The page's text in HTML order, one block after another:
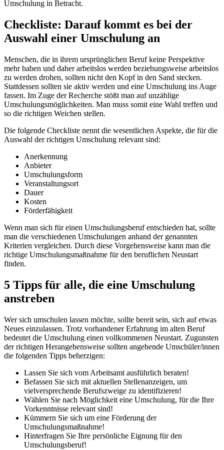
Umschulung in Betracht.
Checkliste: Darauf kommt es bei der
Auswahl einer Umschulung an
Menschen, die in ihrem ursprünglichen Beruf keine Perspektive
mehr haben und daher arbeitslos werden beziehungsweise arbeitslos
zu werden drohen, sollten nicht den Kopf in den Sand stecken.
Stattdessen sollten sie aktiv werden und eine Umschulung ins Auge
fassen. Im Zuge der Recherche stößt man auf unzählige
Umschulungsmöglichkeiten. Man muss somit eine Wahl treffen und
so die richtigen Weichen stellen.
Die folgende Checkliste nennt die wesentlichen Aspekte, die für die
Auswahl der richtigen Umschulung relevant sind:
Anerkennung
Anbieter
Umschulungsform
Veranstaltungsort
Dauer
Kosten
Förderfähigkeit
Wenn man sich für einen Umschulungsberuf entschieden hat, sollte
man die verschiedenen Umschulungen anhand der genannten
Kriterien vergleichen. Durch diese Vorgehensweise kann man die
richtige Umschulungsmaßnahme für den beruflichen Neustart
finden.
5 Tipps für alle, die eine Umschulung
anstreben
Wer sich umschulen lassen möchte, sollte bereit sein, sich auf etwas
Neues einzulassen. Trotz vorhandener Erfahrung im alten Beruf
bedeutet die Umschulung einen vollkommenen Neustart. Zugunsten
der richtigen Herangehensweise sollten angehende Umschüler/innen
die folgenden Tipps beherzigen:
Lassen Sie sich vom Arbeitsamt ausführlich beraten!
Befassen Sie sich mit aktuellen Stellenanzeigen, um
vielversprechende Berufszweige zu identifizieren!
Wählen Sie nach Möglichkeit eine Umschulung, für die Ihre
Vorkenntnisse relevant sind!
Kümmern Sie sich um eine Förderung der
Umschulungsmaßnahme!
Hinterfragen Sie Ihre persönliche Eignung für den
Umschulungsberuf!